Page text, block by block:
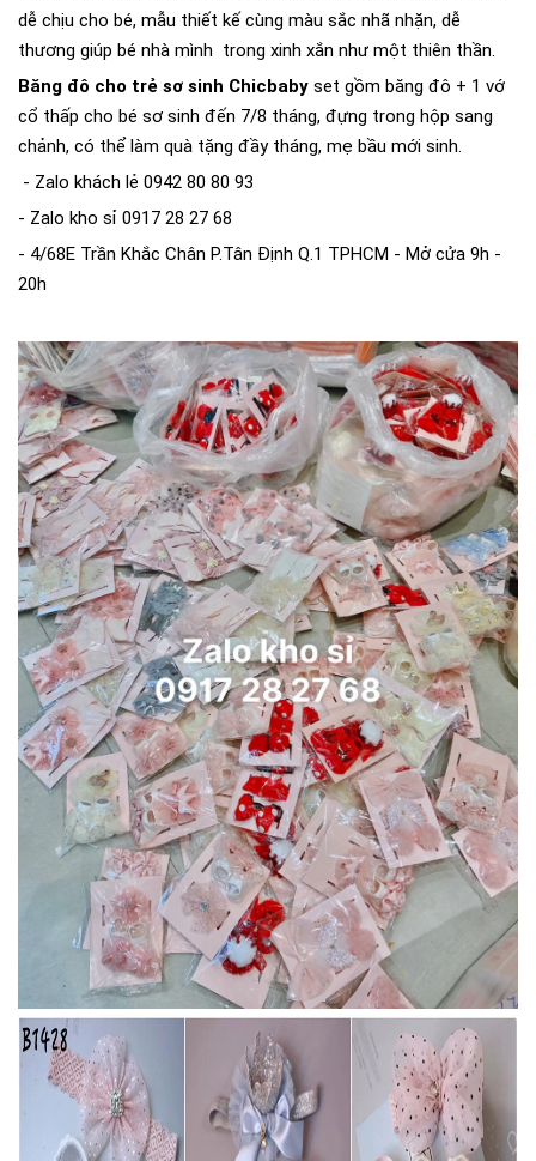
dễ chịu cho bé, mẫu thiết kế cùng màu sắc nhã nhặn, dễ
thương giúp bé nhà mình trong xinh xắn như một thiên thần.
Băng đô cho trẻ sơ sinh Chicbaby set gồm băng đô + 1 vớ
cổ thấp cho bé sơ sinh đến 7/8 tháng, đựng trong hộp sang
chảnh, có thể làm quà tặng đầy tháng, mẹ bầu mới sinh.
- Zalo khách lẻ 0942 80 80 93
- Zalo kho sỉ 0917 28 27 68
- 4/68E Trần Khắc Chân P.Tân Định Q.1 TPHCM - Mở cửa 9h -
20h